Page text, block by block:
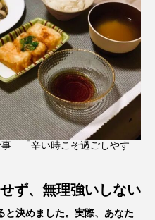
事 「辛い時こそ過ごしやす
ず、無理強いしない
と決めました。実際、あなた